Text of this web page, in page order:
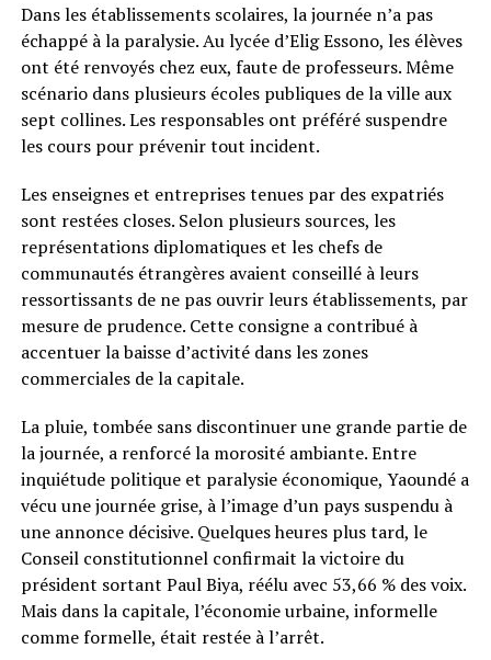
Dans les établissements scolaires, la journée n’a pas
échappé à la paralysie. Au lycée d’Elig Essono, les élèves
ont été renvoyés chez eux, faute de professeurs. Même
scénario dans plusieurs écoles publiques de la ville aux
sept collines. Les responsables ont préféré suspendre
les cours pour prévenir tout incident.
Les enseignes et entreprises tenues par des expatriés
sont restées closes. Selon plusieurs sources, les
représentations diplomatiques et les chefs de
communautés étrangères avaient conseillé à leurs
ressortissants de ne pas ouvrir leurs établissements, par
mesure de prudence. Cette consigne a contribué à
accentuer la baisse d’activité dans les zones
commerciales de la capitale.
La pluie, tombée sans discontinuer une grande partie de
la journée, a renforcé la morosité ambiante. Entre
inquiétude politique et paralysie économique, Yaoundé a
vécu une journée grise, à l’image d’un pays suspendu à
une annonce décisive. Quelques heures plus tard, le
Conseil constitutionnel confirmait la victoire du
président sortant Paul Biya, réélu avec 53,66 % des voix.
Mais dans la capitale, l’économie urbaine, informelle
comme formelle, était restée à l’arrêt.